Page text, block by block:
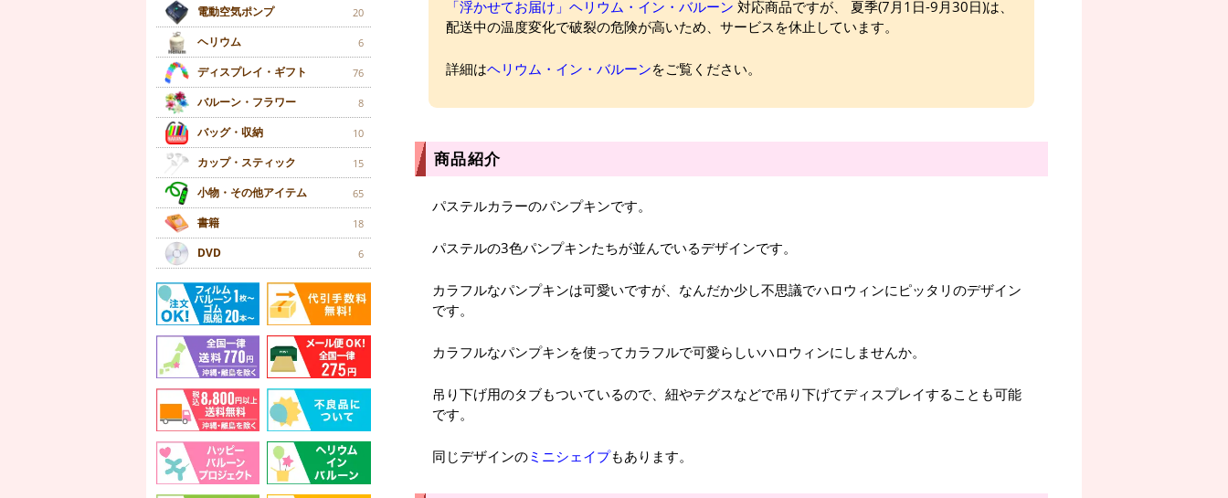
電動空気ポンプ 20
ヘリウム 6
ディスプレイ・ギフト 76
バルーン・フラワー 8
バッグ・収納 10
カップ・スティック 15
小物・その他アイテム 65
書籍 18
DVD 6
「浮かせてお届け」ヘリウム・イン・バルーン 対応商品ですが、 夏季(7月1日-9月30日)は、
配送中の温度変化で破裂の危険が高いため、サービスを休止しています。
詳細はヘリウム・イン・バルーンをご覧ください。
商品紹介
パステルカラーのパンプキンです。
パステルの3色パンプキンたちが並んでいるデザインです。
カラフルなパンプキンは可愛いですが、なんだか少し不思議でハロウィンにピッタリのデザイン
です。
カラフルなパンプキンを使ってカラフルで可愛らしいハロウィンにしませんか。
吊り下げ用のタブもついているので、紐やテグスなどで吊り下げてディスプレイすることも可能
です。
同じデザインのミニシェイプもあります。